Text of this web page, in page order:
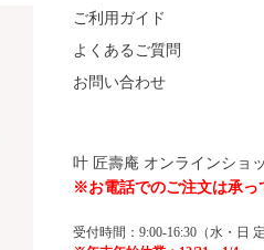
ご利用ガイド
よくあるご質問
お問い合わせ
叶 匠壽庵 オンラインショ
※お電話でのご注文は承
受付時間：9:00-16:30（水・日 定